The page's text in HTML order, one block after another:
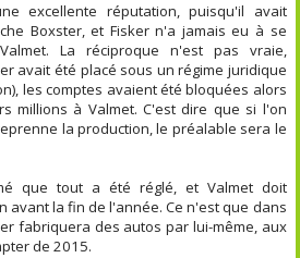
excellente réputation, puisqu'il avait
Boxster, et Fisker n'a jamais eu à se
La réciproque n'est pas vraie,
avait été placé sous un régime juridique
les comptes avaient été bloquées alors
millions à Valmet. C'est dire que si l'on
la production, le préalable sera le
que tout a été réglé, et Valmet doit
avant la fin de l'année. Ce n'est que dans
fabriquera des autos par lui-même, aux
de 2015.